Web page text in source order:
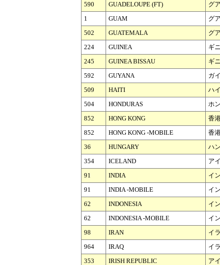
590 GUADELOUPE (FT)
グ
1
GUAM
グ
502
GUATEMALA
グ
224
GUINEA
ギ
245
GUINEA BISSAU
ギ
592
GUYANA
ガ
509
HAITI
ハ
504
HONDURAS
ホ
852
HONG KONG
香
852
HONG KONG -MOBILE
香
36
HUNGARY
ハ
354
ICELAND
ア
91
INDIA
イ
91
INDIA -MOBILE
イ
62
INDONESIA
イ
62
INDONESIA -MOBILE
イ
98
IRAN
イ
964
IRAQ
イ
353
IRISH REPUBLIC
ア